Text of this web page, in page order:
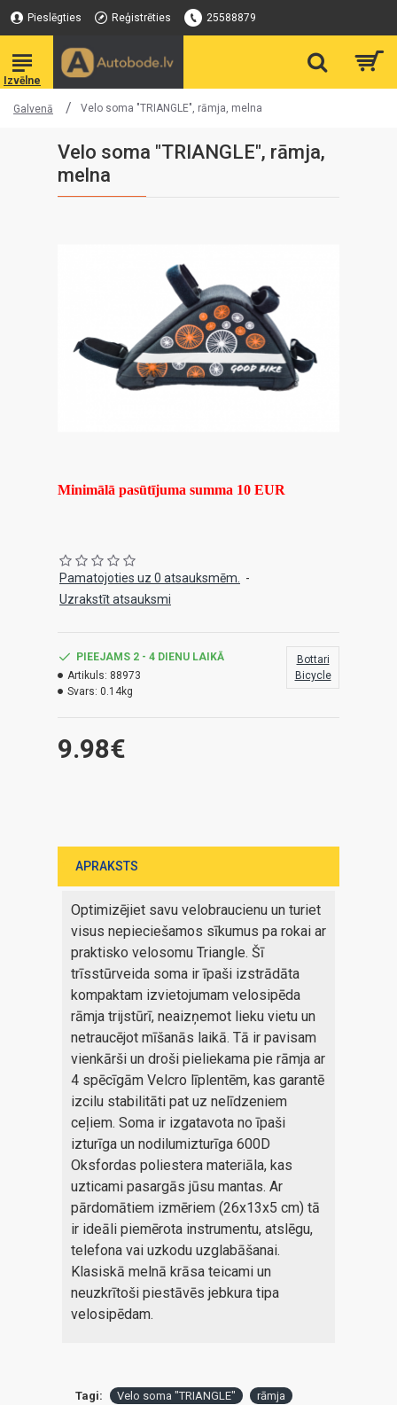
Pieslēgties Reģistrēties 25588879
Galvenā Velo soma "TRIANGLE", rāmja, melna
Velo soma "TRIANGLE", rāmja,
melna
Minimālā pasūtījuma summa 10 EUR
Pamatojoties uz 0 atsauksmēm.
-
Uzrakstīt atsauksmi
9.98€
PIEEJAMS 2 - 4 DIENU LAIKĀ
Artikuls: 88973
Svars: 0.14kg
Bottari
Bicycle
APRAKSTS
Optimizējiet savu velobraucienu un turiet
visus nepieciešamos sīkumus pa rokai ar
praktisko velosomu Triangle. Šī
trīsstūrveida soma ir īpaši izstrādāta
kompaktam izvietojumam velosipēda
rāmja trijstūrī, neaizņemot lieku vietu un
netraucējot mīšanās laikā. Tā ir pavisam
vienkārši un droši pieliekama pie rāmja ar
4 spēcīgām Velcro līplentēm, kas garantē
izcilu stabilitāti pat uz nelīdzeniem
ceļiem. Soma ir izgatavota no īpaši
izturīga un nodilumizturīga 600D
Oksfordas poliestera materiāla, kas
uzticami pasargās jūsu mantas. Ar
pārdomātiem izmēriem (26x13x5 cm) tā
ir ideāli piemērota instrumentu, atslēgu,
telefona vai uzkodu uzglabāšanai.
Klasiskā melnā krāsa teicami un
neuzkrītoši piestāvēs jebkura tipa
velosipēdam.
Tagi: Velo soma "TRIANGLE"
rāmja